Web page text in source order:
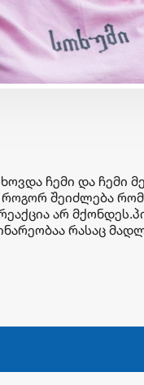
ჩემი და ჩემი
როგორ შეიძლება
არ
რასაც
ოსაძემ
ფორუმზე
დაფინანსების
განვითარების